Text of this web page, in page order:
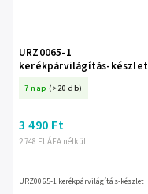
URZ0065-1
kerékpárvilágítás-készlet
7 nap (>20 db)
2 748 Ft ÁFA nélkül
3 490 Ft
URZ0065-1 kerékpárvilágítás-készlet